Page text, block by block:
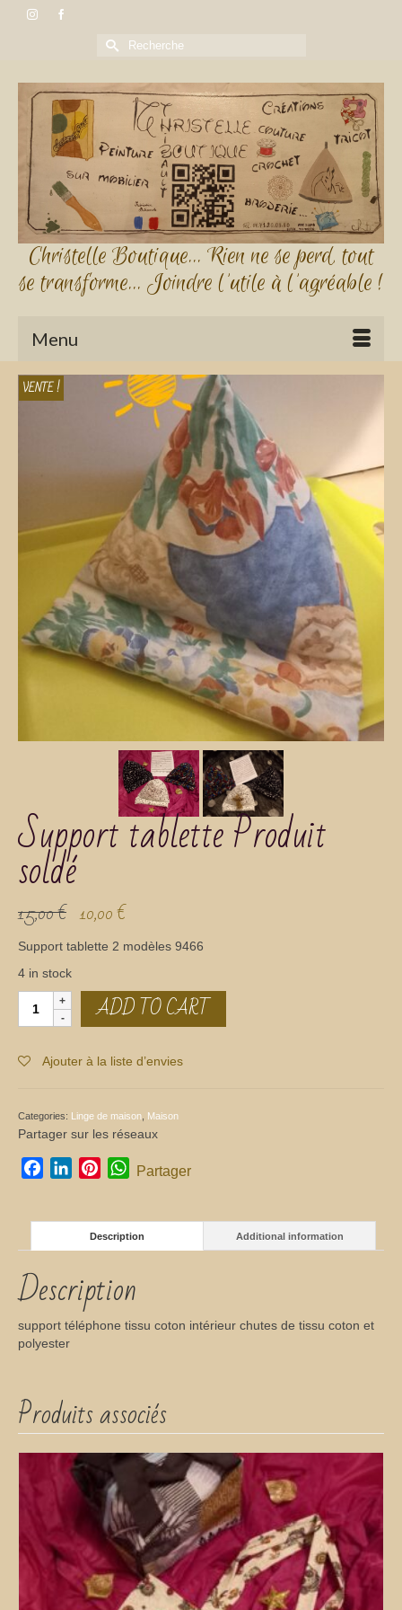
Rechercher :
Christelle Boutique... Rien ne se perd, tout
se transforme... Joindre l'utile à l'agréable !
Menu
VENTE !
Support tablette Produit
soldé
15,00€ 10,00€
Support tablette 2 modèles 9466
4 in stock
Support
tablette
soldé
quantity
ADD TO CART
Ajouter à la liste d’envies
Categories: Linge de maison Maison
Partager sur les réseaux
FacebookLinkedInPinterestWhatsApp
Partager
Description Additional information
Description
support téléphone tissu coton intérieur chutes de tissu coton et
polyester
Produits associés